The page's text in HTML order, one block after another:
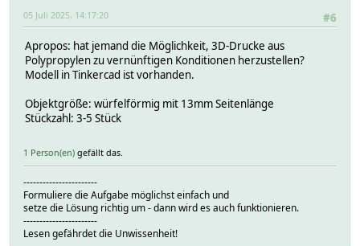
#6
05 Juli 2025, 14:17:20
Apropos: hat jemand die Möglichkeit, 3D-Drucke aus
Polypropylen zu vernünftigen Konditionen herzustellen?
Modell in Tinkercad ist vorhanden.
Objektgröße: würfelförmig mit 13mm Seitenlänge
Stückzahl: 3-5 Stück
1 Person(en) gefällt das.
-----------------------
Formuliere die Aufgabe möglichst einfach und
setze die Lösung richtig um - dann wird es auch funktionieren.
-----------------------
Lesen gefährdet die Unwissenheit!